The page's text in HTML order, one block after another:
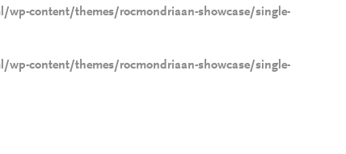
content/themes/rocmondriaan-showcase/single-
content/themes/rocmondriaan-showcase/single-